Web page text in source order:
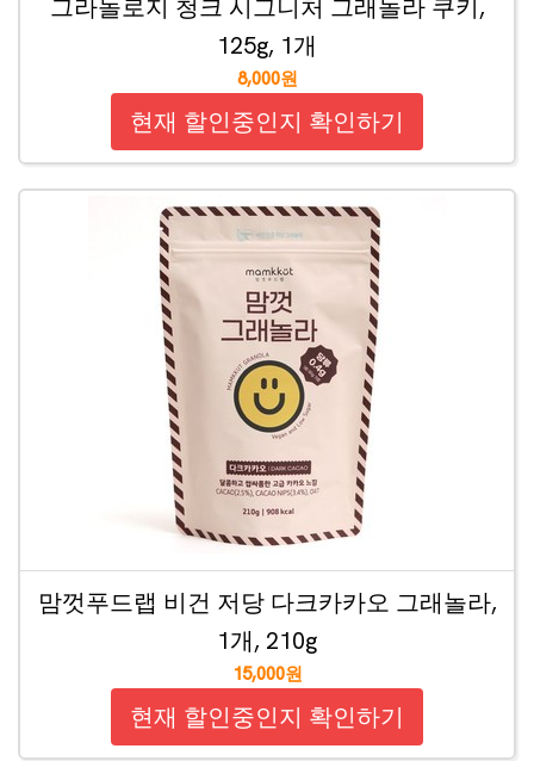
그라놀로지 청크 시그니처 그래놀라 쿠키,
125g, 1개
8,000원
현재 할인중인지 확인하기
맘껏푸드랩 비건 저당 다크카카오 그래놀라,
1개, 210g
15,000원
현재 할인중인지 확인하기